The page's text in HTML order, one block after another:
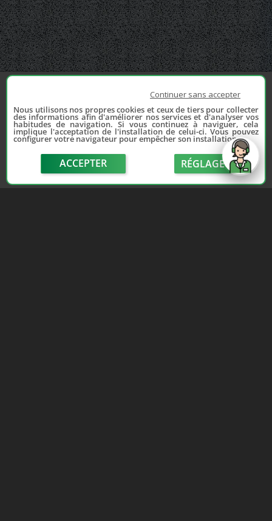
Continuer sans accepter
Nous utilisons nos propres cookies et ceux de tiers pour collecter
des informations afin d'améliorer nos services et d'analyser vos
habitudes de navigation. Si vous continuez à naviguer, cela
implique l'acceptation de l'installation de celui-ci. Vous pouvez
configurer votre navigateur pour empêcher son installation.
ACCEPTER RÉGLAGE